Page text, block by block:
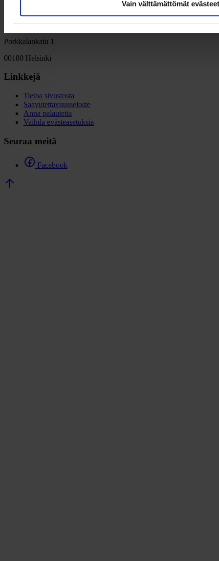
Vain välttämättömät evästeet
Team Finland
Porkkalankatu 1
00180 Helsinki
Linkkejä
Tietoa sivustosta
Saavutettavuusseloste
Anna palautetta
Vaihda evästeasetuksia
Seuraa meitä
Facebook